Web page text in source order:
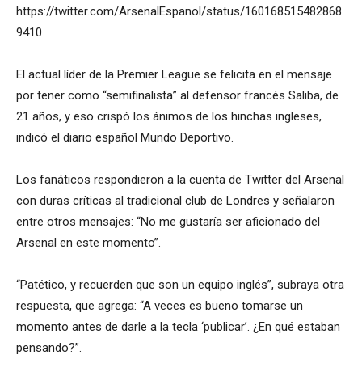
https://twitter.com/ArsenalEspanol/status/160168515482868
9410
El actual líder de la Premier League se felicita en el mensaje
por tener como “semifinalista” al defensor francés Saliba, de
21 años, y eso crispó los ánimos de los hinchas ingleses,
indicó el diario español Mundo Deportivo.
Los fanáticos respondieron a la cuenta de Twitter del Arsenal
con duras críticas al tradicional club de Londres y señalaron
entre otros mensajes: “No me gustaría ser aficionado del
Arsenal en este momento”.
“Patético, y recuerden que son un equipo inglés”, subraya otra
respuesta, que agrega: “A veces es bueno tomarse un
momento antes de darle a la tecla ‘publicar’. ¿En qué estaban
pensando?”.